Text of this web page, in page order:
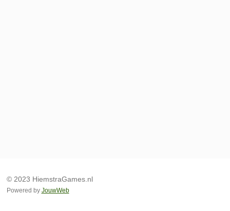
© 2023 HiemstraGames.nl
Powered by JouwWeb